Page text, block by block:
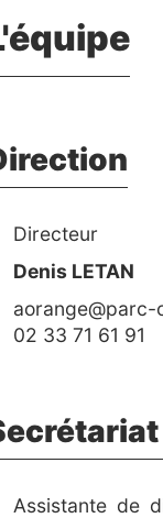
Directeur
Denis LETAN
02 33 71 61 91
Assistante de